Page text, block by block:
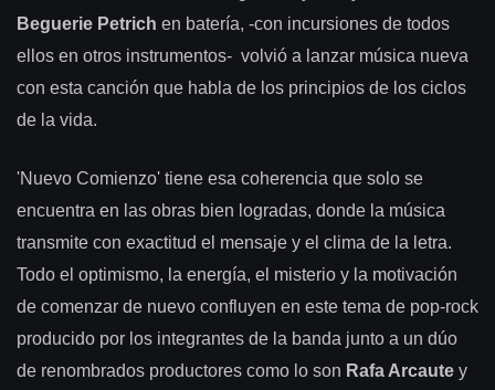
Beguerie Petrich en batería, -con incursiones de todos
ellos en otros instrumentos- volvió a lanzar música nueva
con esta canción que habla de los principios de los ciclos
de la vida.
'Nuevo Comienzo' tiene esa coherencia que solo se
encuentra en las obras bien logradas, donde la música
transmite con exactitud el mensaje y el clima de la letra.
Todo el optimismo, la energía, el misterio y la motivación
de comenzar de nuevo confluyen en este tema de pop-rock
producido por los integrantes de la banda junto a un dúo
de renombrados productores como lo son Rafa Arcaute y